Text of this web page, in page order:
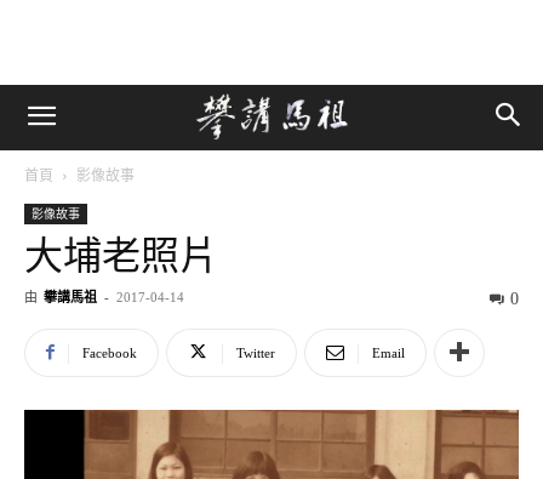
首頁 影像故事
影像故事
大埔老照片
由 攀講馬祖 - 2017-04-14 0
Facebook Twitter Email